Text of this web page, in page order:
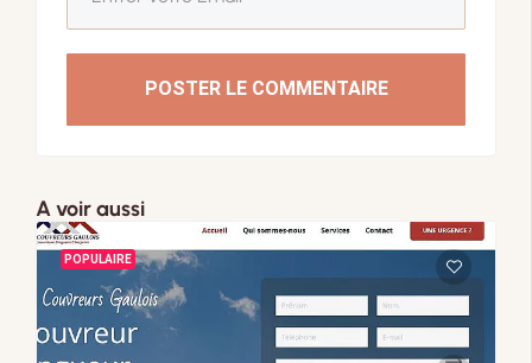
POSTER LE COMMENTAIRE
A voir aussi
POPULAIRE